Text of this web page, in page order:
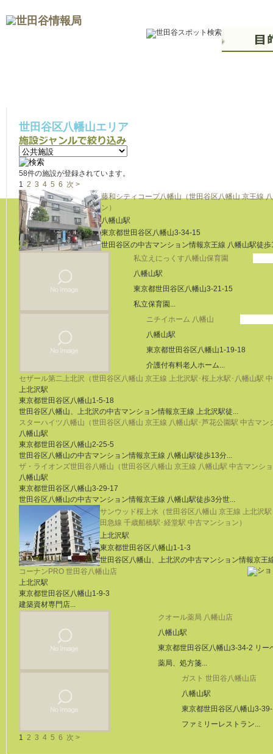
世田谷区八幡山エリア
58件の施設が登録されています。
1 2 3 4 5 6 次 >
藤和シティコープ八幡山（世田谷区八幡山 京王線
ン）
八幡山駅
東京都世田谷区八幡山3-34-15
世田谷区の中古マンション情報京王線 八幡山駅徒
私立えにっくす八幡山保育園
八幡山駅
東京都世田谷区八幡山3-21-15
私立保育園...
ニチイホーム 八幡山
八幡山駅
東京都世田谷区八幡山1-19-18
介護付有料老人ホーム...
セザール第二上北沢（世田谷区八幡山 京王線 上北沢駅･桜上水駅･八幡山駅
上北沢駅
東京都世田谷区八幡山1-5-18
世田谷区八幡山、上北沢の中古マンション情報京王線 上北沢駅徒...
スターハイツ八幡山（世田谷区八幡山 京王線 八幡山駅･芦花公園駅 中古マン
八幡山駅
東京都世田谷区八幡山2-25-5
世田谷区八幡山の中古マンション情報京王線 八幡山駅徒歩13分...
ザ・ライオンズ世田谷八幡山（世田谷区八幡山 京王線 八幡山駅 中古マンシ
八幡山駅
東京都世田谷区八幡山3-29-17
世田谷区八幡山の中古マンション情報京王線 八幡山駅徒歩3分世...
サンウッド桜上水（世田谷区八幡山 京王線 上北沢
田急線 千歳船橋駅･経堂駅 中古マンション）
上北沢駅
東京都世田谷区八幡山1-1-3
世田谷区八幡山、上北沢の中古マンション情報京王
コーナンPRO 世田谷八幡山店
上北沢駅
東京都世田谷区八幡山1-9-3
建築資材専門店...
クオール薬局 八幡山店
八幡山駅
東京都世田谷区八幡山3-34-2 リー
薬局、処方箋...
ガスト 世田谷八幡山店
八幡山駅
東京都世田谷区八幡山3-
ファミリーレストラン...
1 2 3 4 5 6 次 >